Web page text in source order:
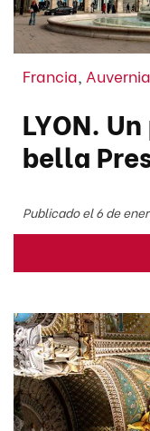
Francia,
LYON.
bella
Publicado el 6 de